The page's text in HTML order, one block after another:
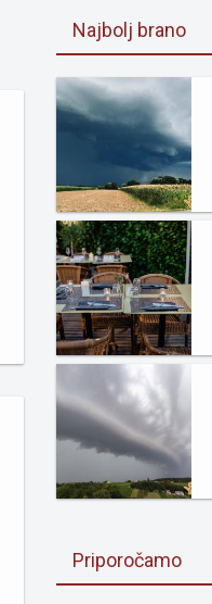
Najbolj brano
Priporočamo